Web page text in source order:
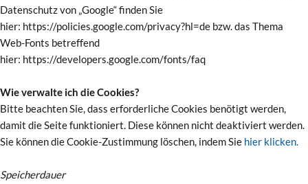
Datenschutz von „Google“ finden Sie
hier: https://policies.google.com/privacy?hl=de bzw. das Thema
Web-Fonts betreffend
hier: https://developers.google.com/fonts/faq
Wie verwalte ich die Cookies?
Bitte beachten Sie, dass erforderliche Cookies benötigt werden,
damit die Seite funktioniert. Diese können nicht deaktiviert werden.
Sie können die Cookie-Zustimmung löschen, indem Sie hier klicken.
Speicherdauer